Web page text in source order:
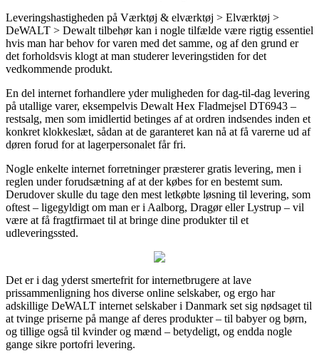
Leveringshastigheden på Værktøj & elværktøj > Elværktøj >
DeWALT > Dewalt tilbehør kan i nogle tilfælde være rigtig essentiel
hvis man har behov for varen med det samme, og af den grund er
det forholdsvis klogt at man studerer leveringstiden for det
vedkommende produkt.
En del internet forhandlere yder muligheden for dag-til-dag levering
på utallige varer, eksempelvis Dewalt Hex Fladmejsel DT6943 –
restsalg, men som imidlertid betinges af at ordren indsendes inden et
konkret klokkeslæt, sådan at de garanteret kan nå at få varerne ud af
døren forud for at lagerpersonalet får fri.
Nogle enkelte internet forretninger præsterer gratis levering, men i
reglen under forudsætning af at der købes for en bestemt sum.
Derudover skulle du tage den mest letkøbte løsning til levering, som
oftest – ligegyldigt om man er i Aalborg, Dragør eller Lystrup – vil
være at få fragtfirmaet til at bringe dine produkter til et
udleveringssted.
Det er i dag yderst smertefrit for internetbrugere at lave
prissammenligning hos diverse online selskaber, og ergo har
adskillige DeWALT internet selskaber i Danmark set sig nødsaget til
at tvinge priserne på mange af deres produkter – til babyer og børn,
og tillige også til kvinder og mænd – betydeligt, og endda nogle
gange sikre portofri levering.